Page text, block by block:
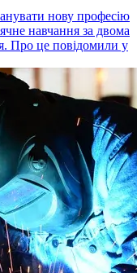
нову професію
навчання за двома
Про це повідомили у